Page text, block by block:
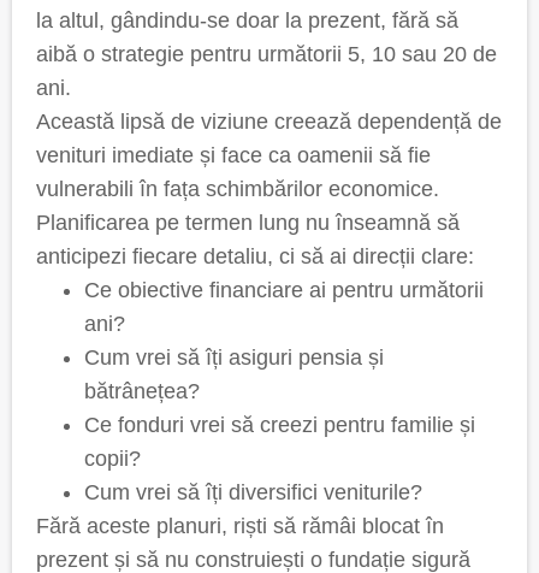
la altul, gândindu-se doar la prezent, fără să
aibă o strategie pentru următorii 5, 10 sau 20 de
ani.
Această lipsă de viziune creează dependență de
venituri imediate și face ca oamenii să fie
vulnerabili în fața schimbărilor economice.
Planificarea pe termen lung nu înseamnă să
anticipezi fiecare detaliu, ci să ai direcții clare:
Ce obiective financiare ai pentru următorii
ani?
Cum vrei să îți asiguri pensia și
bătrânețea?
Ce fonduri vrei să creezi pentru familie și
copii?
Cum vrei să îți diversifici veniturile?
Fără aceste planuri, riști să rămâi blocat în
prezent și să nu construiești o fundație sigură